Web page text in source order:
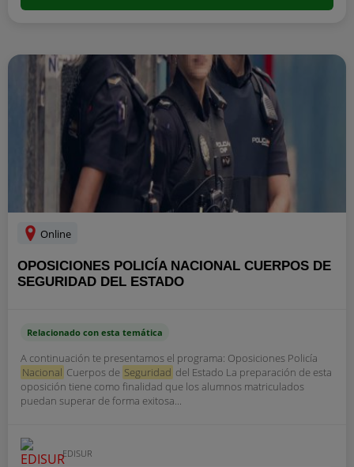
Online
OPOSICIONES POLICÍA NACIONAL CUERPOS DE
SEGURIDAD DEL ESTADO
Relacionado con esta temática
A continuación te presentamos el programa: Oposiciones Policía
Nacional Cuerpos de Seguridad del Estado La preparación de esta
oposición tiene como finalidad que los alumnos matriculados
puedan superar de forma exitosa...
EDISUR